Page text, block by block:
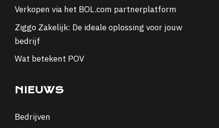
Verkopen via het BOL.com partnerplatform
Ziggo Zakelijk: De ideale oplossing voor jouw
bedrijf
Wat betekent POV
NIEUWS
Bedrijven